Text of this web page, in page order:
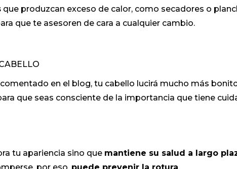
que produzcan exceso de calor, como secadores o
que te asesoren de cara a cualquier cambio.
en el blog, tu cabello lucirá mucho más
que seas consciente de la importancia que tiene
tu apariencia sino que mantiene su salud a largo